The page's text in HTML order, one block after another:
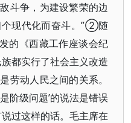
斗争，为建设繁荣的边
个现代化而奋斗。”②随
的《西藏工作座谈会纪
都实行了社会主义改造
劳动人民之间的关系。
阶级问题’的说法是错误
过这样的话。毛主席在